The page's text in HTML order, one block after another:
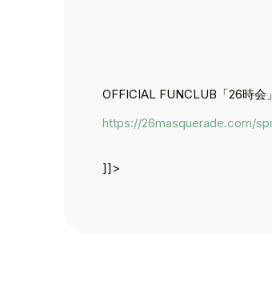
TOPICS
TALENT
SCHEDULE
OFFICIAL FUNCLUB「26時会
https://26masquerade.com/
]]>